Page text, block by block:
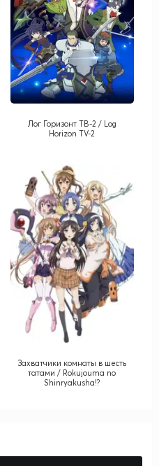
Лог Горизонт ТВ-2 / Log
Horizon TV-2
Захватчики комнаты в шесть
татами / Rokujouma no
Shinryakusha!?